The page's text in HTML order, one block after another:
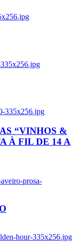
335x256.jpg
“VINHOS &
À FIL DE 14 A
prosa-
hour-335x256.jpg